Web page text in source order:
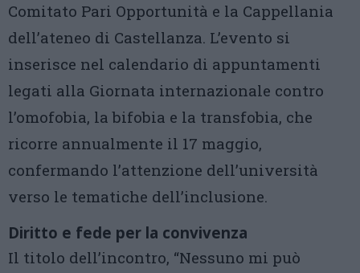
Comitato Pari Opportunità e la Cappellania
dell’ateneo di Castellanza. L’evento si
inserisce nel calendario di appuntamenti
legati alla Giornata internazionale contro
l’omofobia, la bifobia e la transfobia, che
ricorre annualmente il 17 maggio,
confermando l’attenzione dell’università
verso le tematiche dell’inclusione.
Diritto e fede per la convivenza
Il titolo dell’incontro, “Nessuno mi può